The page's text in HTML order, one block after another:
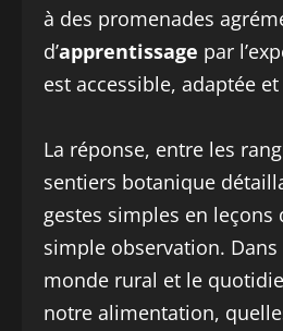
à des promenades
d’apprentissage par
est accessible, adaptée
La réponse, entre les
sentiers botanique
gestes simples en
simple observation. Dans
monde rural et le
notre alimentation,